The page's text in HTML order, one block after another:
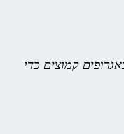
קמוצים כדי